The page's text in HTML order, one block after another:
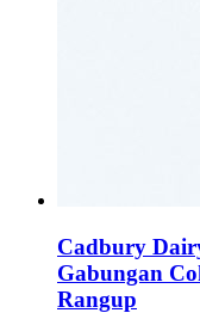
Cadbury
Gabungan
Rangup